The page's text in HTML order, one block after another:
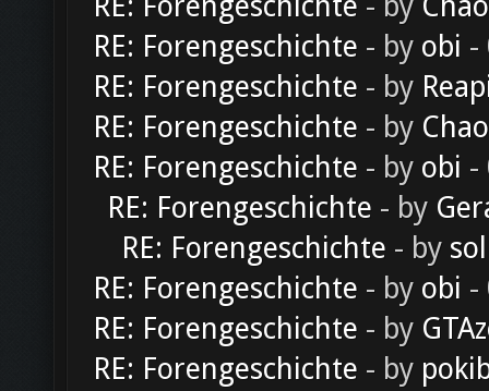
RE: Forengeschichte - by obi -
RE: Forengeschichte - by
RE: Forengeschichte - by
RE: Forengeschichte - by obi -
RE: Forengeschichte - by
RE: Forengeschichte - by
RE: Forengeschichte - by obi -
RE: Forengeschichte - by
RE: Forengeschichte - by